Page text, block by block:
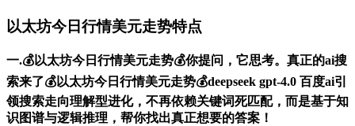
以太坊今日行情美元走势特点
一.💰以太坊今日行情美元走势💰你提问，它思考。真正的ai搜
索来了💰以太坊今日行情美元走势💰deepseek gpt-4.0 百度ai引
领搜索走向理解型进化，不再依赖关键词死匹配，而是基于知
识图谱与逻辑推理，帮你找出真正想要的答案！